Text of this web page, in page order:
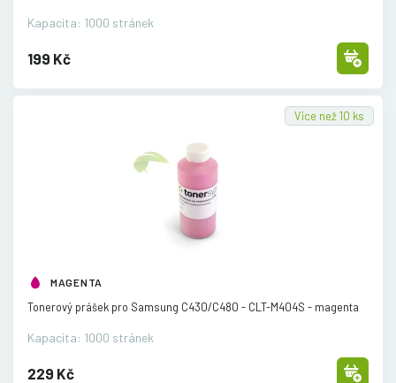
Kapacita: 1000 stránek
199 Kč
MAGENTA
Více než 10 ks
Tonerový prášek pro Samsung C430/C480 - CLT-M404S - magenta
Kapacita: 1000 stránek
229 Kč